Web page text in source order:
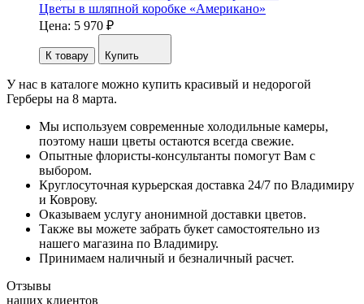
Цветы в шляпной коробке «Американо»
Цена: 5 970 ₽
К товару Купить
У нас в каталоге можно купить красивый и недорогой
Герберы на 8 марта.
Мы используем современные холодильные камеры,
поэтому наши цветы остаются всегда свежие.
Опытные флористы-консультанты помогут Вам с
выбором.
Круглосуточная курьерская доставка 24/7 по Владимиру
и Коврову.
Оказываем услугу анонимной доставки цветов.
Также вы можете забрать букет самостоятельно из
нашего магазина по Владимиру.
Принимаем наличный и безналичный расчет.
Отзывы
наших клиентов